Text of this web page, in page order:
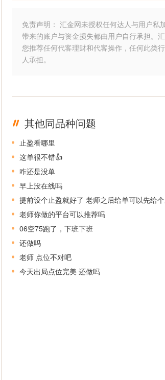
免责声明： 汇金网未授权任何达人与用户
带来的账户与资金损失都由用户自行承担。
您推荐任何代客理财和代客操作，任何此类
人承担。
其他同品种问题
止盈看哪里
这单很不错👍
咋还是没单
早上没在线吗
提前设个止盈就好了 老师之后给单可以先给
老师你做的平台可以推荐吗
06空75跑了，下班下班
还做吗
老师 点位不对吧
今天出局点位完美 还做吗